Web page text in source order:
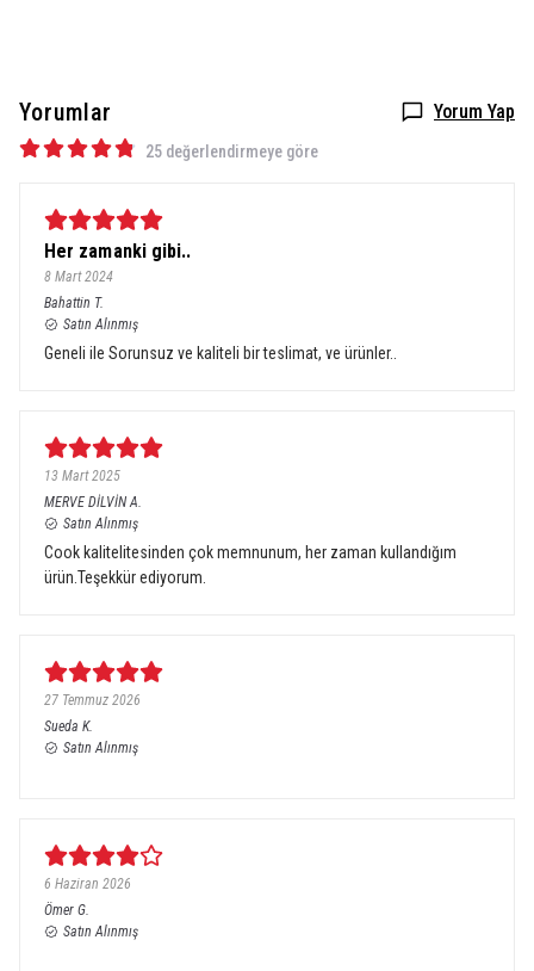
Yorumlar Yorum Yap
25 değerlendirmeye göre
Her zamanki gibi..
8 Mart 2024
Bahattin T.
Satın Alınmış
Geneli ile Sorunsuz ve kaliteli bir teslimat, ve ürünler..
13 Mart 2025
MERVE DİLVİN A.
Satın Alınmış
Cook kalitelitesinden çok memnunum, her zaman kullandığım
ürün.Teşekkür ediyorum.
27 Temmuz 2026
Sueda K.
Satın Alınmış
6 Haziran 2026
Ömer G.
Satın Alınmış